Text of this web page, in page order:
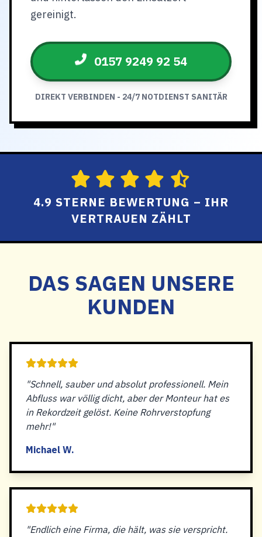
gereinigt.
0157 9249 92 54
DIREKT VERBINDEN - 24/7 NOTDIENST SANITÄR
4.9 STERNE BEWERTUNG – IHR
VERTRAUEN ZÄHLT
DAS SAGEN UNSERE
KUNDEN
"Schnell, sauber und absolut professionell. Mein
Abfluss war völlig dicht, aber der Monteur hat es
in Rekordzeit gelöst. Keine Rohrverstopfung
mehr!"
Michael W.
"Endlich eine Firma, die hält, was sie verspricht.